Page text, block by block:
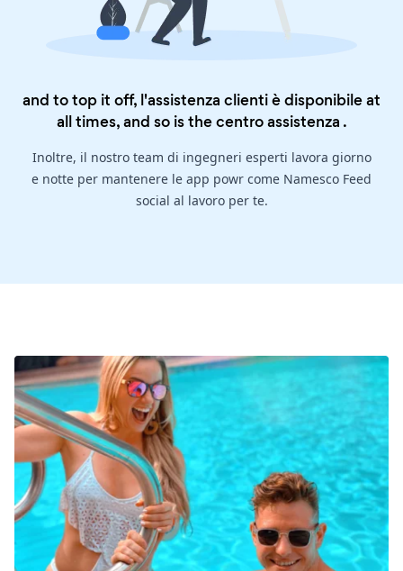
and to top it off, l'assistenza clienti è disponibile at
all times, and so is thecentro assistenza .
Inoltre, il nostro team di ingegneri esperti lavora giorno
e notte per mantenere le app powr come Namesco Feed
social al lavoro per te.